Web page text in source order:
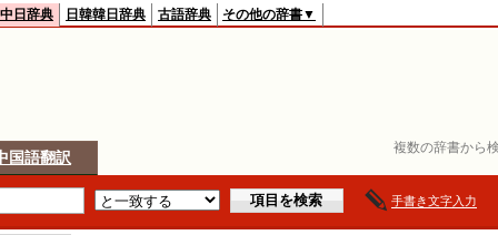
複数の辞書から
日辞典 日韓韓日辞典 古語辞典 その他の辞書▼
国語翻訳
手書き文字入力